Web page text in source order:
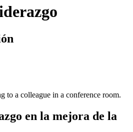
en la mejora de la